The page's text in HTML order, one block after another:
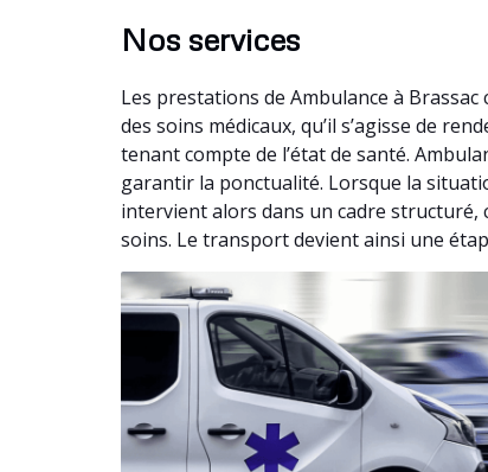
Nos services
Les prestations de Ambulance à
des soins médicaux, qu’il s’agisse de
tenant compte de l’état de santé.
garantir la ponctualité. Lorsque la
intervient alors dans un cadre structuré,
soins. Le transport devient ainsi une